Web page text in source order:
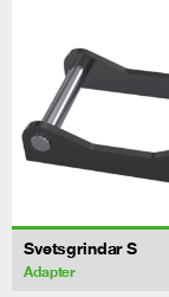
Svetsgrindar S
Adapter